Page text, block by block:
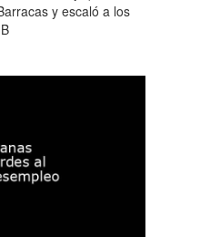
y escaló a los